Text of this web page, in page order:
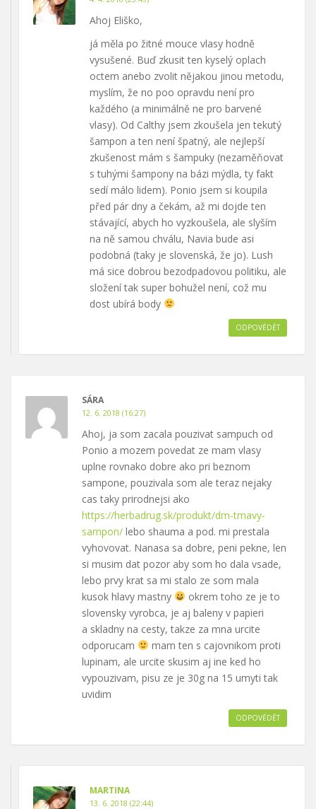
Ahoj Eliško,
já měla po žitné mouce vlasy hodně
vysušené. Buď zkusit ten kyselý oplach
octem anebo zvolit nějakou jinou metodu,
myslím, že no poo opravdu není pro
každého (a minimálně ne pro barvené
vlasy). Od Calthy jsem zkoušela jen tekutý
šampon a ten není špatný, ale nejlepší
zkušenost mám s šampuky (nezaměňovat
s tuhými šampony na bázi mýdla, ty fakt
sedí málo lidem). Ponio jsem si koupila
před pár dny a čekám, až mi dojde ten
stávající, abych ho vyzkoušela, ale slyším
na ně samou chválu, Navia bude asi
podobná (taky je slovenská, že jo). Lush
má sice dobrou bezodpadovou politiku, ale
složení tak super bohužel není, což mu
dost ubírá body
ODPOVĚDĚT
SÁRA
12. 6. 2018 (16:27)
Ahoj, ja som zacala pouzivat sampuch od
Ponio a mozem povedat ze mam vlasy
uplne rovnako dobre ako pri beznom
sampone, pouzivala som ale teraz nejaky
cas taky prirodnejsi ako
https://herbadrug.sk/produkt/dm-tmavy-
sampon/ lebo shauma a pod. mi prestala
vyhovovat. Nanasa sa dobre, peni pekne, len
si musim dat pozor aby som ho dala vsade,
lebo prvy krat sa mi stalo ze som mala
kusok hlavy mastny
okrem toho ze je to
slovensky vyrobca, je aj baleny v papieri
a skladny na cesty, takze za mna urcite
odporucam
mam ten s cajovnikom proti
lupinam, ale urcite skusim aj ine ked ho
vypouzivam, pisu ze je 30g na 15 umyti tak
uvidim
ODPOVĚDĚT
MARTINA
13. 6. 2018 (22:44)